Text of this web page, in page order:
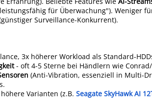
für Überwachung"). Weniger
Surveillance-Konkurrent).
3x höherer Workload als Standard-
- oft 4-5 Sterne bei Händlern wie
(Anti-Vibration, essenziell in Multi-
Varianten (z.B. Seagate SkyHawk AI